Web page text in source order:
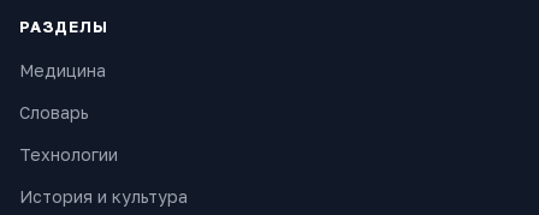
РАЗДЕЛЫ
Медицина
Словарь
Технологии
История и культура